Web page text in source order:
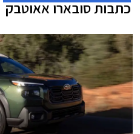
כתבותסובארו אאוטבק